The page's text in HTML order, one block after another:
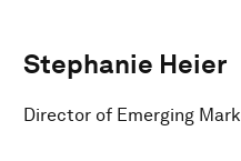
Stephanie Heier
Director of Emerging